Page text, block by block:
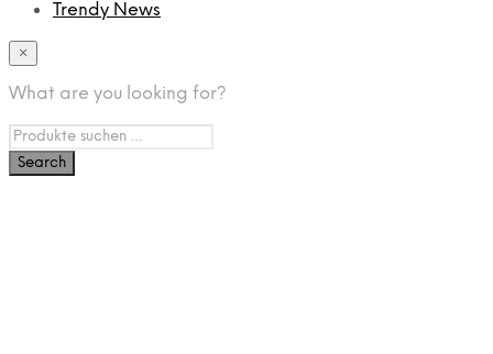
Trendy News
×
What are you looking for?